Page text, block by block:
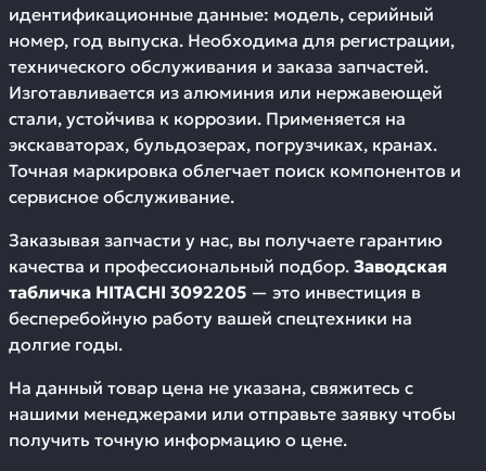
идентификационные данные: модель, серийный
номер, год выпуска. Необходима для регистрации,
технического обслуживания и заказа запчастей.
Изготавливается из алюминия или нержавеющей
стали, устойчива к коррозии. Применяется на
экскаваторах, бульдозерах, погрузчиках, кранах.
Точная маркировка облегчает поиск компонентов и
сервисное обслуживание.
Заказывая запчасти у нас, вы получаете гарантию
качества и профессиональный подбор. Заводская
табличка HITACHI 3092205 — это инвестиция в
бесперебойную работу вашей спецтехники на
долгие годы.
На данный товар цена не указана, свяжитесь с
нашими менеджерами или отправьте заявку чтобы
получить точную информацию о цене.